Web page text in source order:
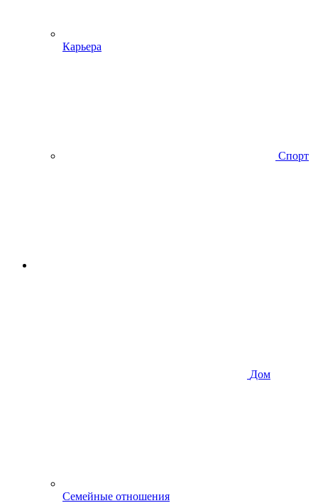
Карьера
Спорт
Дом
Семейные отношения